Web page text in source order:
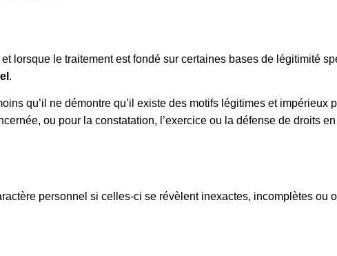
lorsque le traitement est fondé sur certaines bases de légitimité
.
qu’il ne démontre qu’il existe des motifs légitimes et impérieux
ou pour la constatation, l’exercice ou la défense de droits
personnel si celles-ci se révèlent inexactes, incomplètes ou